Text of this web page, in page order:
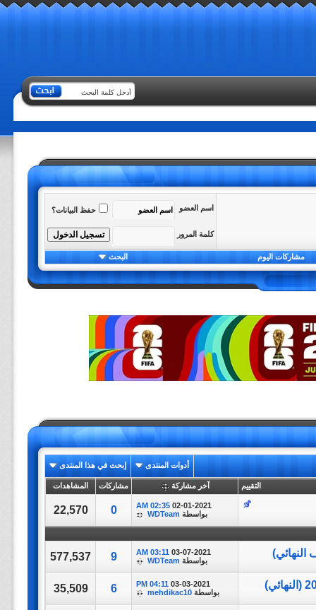
اسم العضو حفظ البيانات؟
كلمة المرور
مشاركات اليوم البحث
أدوات المنتدى إبحث في هذا المنتدى
التقييم آخر مشاركة مشاركات المشاهدات
02-01-2021
02:35 AM
بواسطة WDTeam
0
22,570
03-07-2021
03:11 AM
بواسطة WDTeam
9
577,537
03-03-2021
04:11 PM
بواسطة mehdikac10
6
35,509